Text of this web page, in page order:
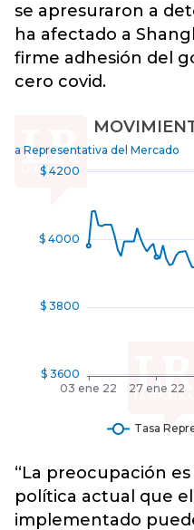
se apresuraron a
ha afectado a
firme adhesión del
cero covid.
“La preocupación
política actual que
implementado